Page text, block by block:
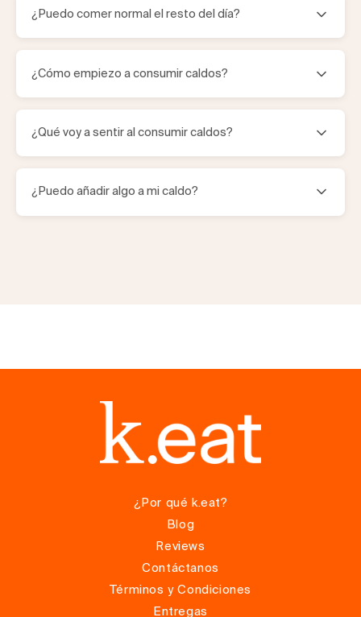
reemplazo de tu cena. Ventajas: cuerpo relajado y
sueño más reparador.
guárdalo en el refrigerador y consúmelo en menos de
tres días. Recuerda, ¡no lo vuelvas a congelar!
¿Puedo comer normal el resto del día?
industrializada mientras estés tomando caldos, pues
recuerda que estás reparando tus paredes digestivas.
¿Cómo empiezo a consumir caldos?
La meta es tomar un caldo cada día, pues la constancia
es la que da resultados. Si esto te cuesta trabajo,
empieza con 3 por semana y ve aumentando. Conforme
conozcas los sabores y tu cuerpo se acostumbre, va a
ser tu básico para sentirte increíble a diario.
¿Qué voy a sentir al consumir caldos?
de cabeza. Es una crisis curativa, tu cuerpo está
limpiándose y reaccionando a la abstinencia de azúcar
¿Puedo añadir algo a mi caldo?
¿Por qué k.eat?
Blog
Reviews
Contáctanos
Términos y Condiciones
Entregas